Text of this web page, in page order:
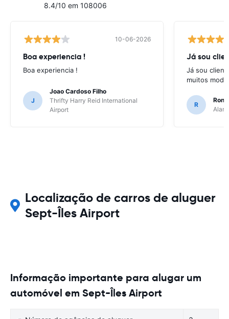
8.4/10 em 108006
10-06-2026
Boa experiencia !
Boa experiencia !
J
Joao Cardoso Filho
Thrifty Harry Reid International
Airport
Já sou
Já sou
muitos
R
Localização de carros de aluguer
Sept-Îles Airport
Informação importante para alugar um
automóvel em Sept-Îles Airport